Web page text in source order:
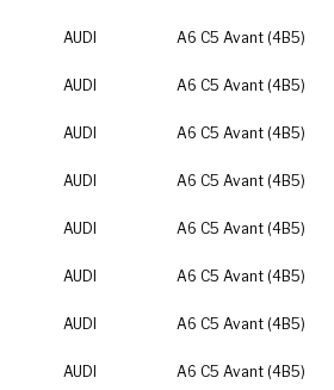
AUDI
A6 C5 Avant (4B5)
AUDI
A6 C5 Avant (4B5)
AUDI
A6 C5 Avant (4B5)
AUDI
A6 C5 Avant (4B5)
AUDI
A6 C5 Avant (4B5)
AUDI
A6 C5 Avant (4B5)
AUDI
A6 C5 Avant (4B5)
AUDI
A6 C5 Avant (4B5)